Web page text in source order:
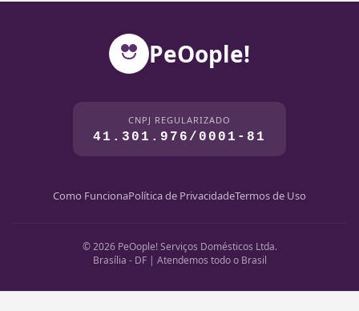
PeOople!
CNPJ REGULARIZADO
41.301.976/0001-81
Como FuncionaPolítica de PrivacidadeTermos de Uso
© 2026 PeOople! Serviços Domésticos Ltda.
Brasília - DF | Atendemos todo o Brasil